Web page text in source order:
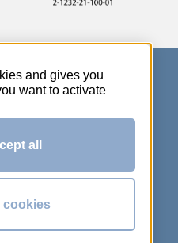
and gives you
want to activate
all
cookies